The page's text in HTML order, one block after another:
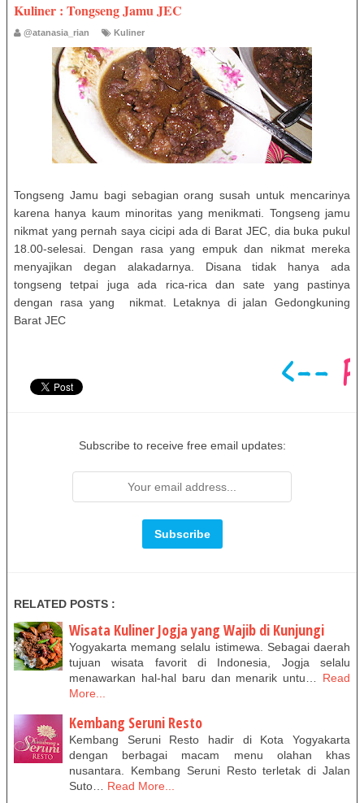
Kuliner : Tongseng Jamu JEC
@atanasia_rian Kuliner
Tongseng Jamu bagi sebagian orang susah untuk mencarinya
karena hanya kaum minoritas yang menikmati. Tongseng jamu
nikmat yang pernah saya cicipi ada di Barat JEC, dia buka pukul
18.00-selesai. Dengan rasa yang empuk dan nikmat mereka
menyajikan degan alakadarnya. Disana tidak hanya ada
tongseng tetpai juga ada rica-rica dan sate yang pastinya
dengan rasa yang nikmat. Letaknya di jalan Gedongkuning
Barat JEC
Subscribe to receive free email updates:
RELATED POSTS :
Wisata Kuliner Jogja yang Wajib di Kunjungi
Yogyakarta memang selalu istimewa. Sebagai daerah
tujuan wisata favorit di Indonesia, Jogja selalu
menawarkan hal-hal baru dan menarik untu…
Read
More...
Kembang Seruni Resto
Kembang Seruni Resto hadir di Kota Yogyakarta
dengan berbagai macam menu olahan khas
nusantara. Kembang Seruni Resto terletak di Jalan
Suto…
Read More...